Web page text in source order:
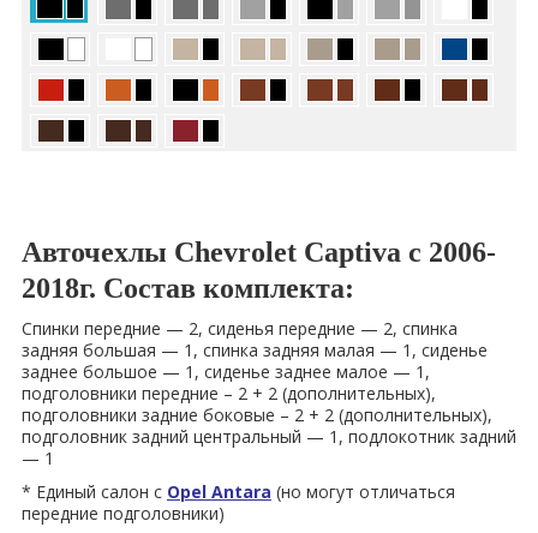
Авточехлы Chevrolet Captiva с 2006-
2018г. Состав комплекта:
Спинки передние — 2, сиденья передние — 2, спинка
задняя большая — 1, спинка задняя малая — 1, сиденье
заднее большое — 1, сиденье заднее малое — 1,
подголовники передние – 2 + 2 (дополнительных),
подголовники задние боковые – 2 + 2 (дополнительных),
подголовник задний центральный — 1, подлокотник задний
— 1
* Единый салон с Opel Antara (но могут отличаться
передние подголовники)